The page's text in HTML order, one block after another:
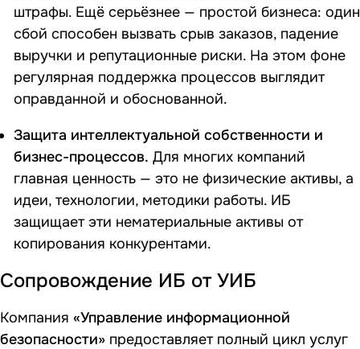
штрафы. Ещё серьёзнее — простой бизнеса: один
сбой способен вызвать срыв заказов, падение
выручки и репутационные риски. На этом фоне
регулярная поддержка процессов выглядит
оправданной и обоснованной.
Защита интеллектуальной собственности и
бизнес-процессов. Для многих компаний
главная ценность — это не физические активы, а
идеи, технологии, методики работы. ИБ
защищает эти нематериальные активы от
копирования конкурентами.
Сопровождение ИБ от УИБ
Компания «Управление информационной
безопасности» предоставляет полный цикл услуг